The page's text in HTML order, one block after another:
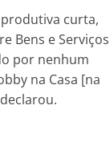
curta,
Bens e Serviços
por nenhum
na Casa [na